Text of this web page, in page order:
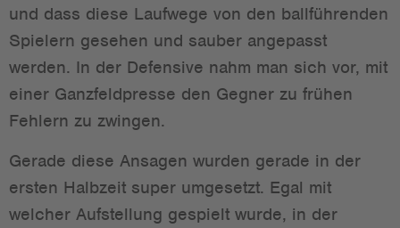
und dass diese Laufwege von den ballführenden
Spielern gesehen und sauber angepasst
werden. In der Defensive nahm man sich vor, mit
einer Ganzfeldpresse den Gegner zu frühen
Fehlern zu zwingen.
Gerade diese Ansagen wurden gerade in der
ersten Halbzeit super umgesetzt. Egal mit
welcher Aufstellung gespielt wurde, in der